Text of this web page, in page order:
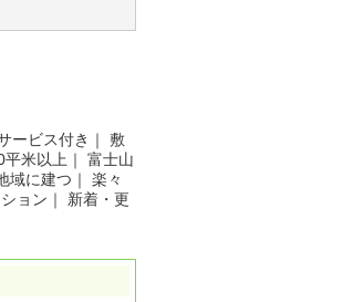
ービス付き ｜ 敷
米以上 ｜ 富士山
域に建つ ｜ 楽々
ョン ｜ 新着・更